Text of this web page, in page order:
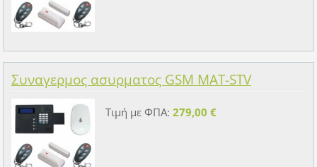
Συναγερμος ασυρματος GSM MAT-STV
Τιμή με ΦΠΑ: 279,00 €